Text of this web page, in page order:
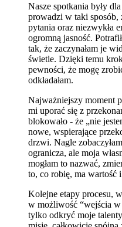
Nasze spotkania były
prowadzi w taki sposób,
pytania oraz niezwykła
ogromną jasność.
tak, że zaczynałam je
świetle. Dzięki temu
pewności, że mogę
odkładałam.
Najważniejszy moment
mi uporać się z
blokowało - że „nie
nowe, wspierające
drzwi. Nagle
ogranicza, ale moja
mogłam to nazwać,
to, co robię, ma wartość i
Kolejne etapy procesu,
w możliwość “wejścia w
tylko odkryć moje